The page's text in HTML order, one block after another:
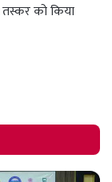
तस्कर को किया